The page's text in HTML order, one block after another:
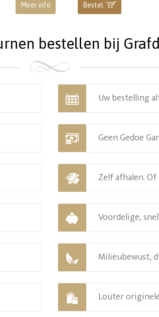
Meer info Bestel
bestellen bij
Uw bestelling
Geen Gedoe
Zelf afhalen.
Voordelige,
Milieubewust,
Louter